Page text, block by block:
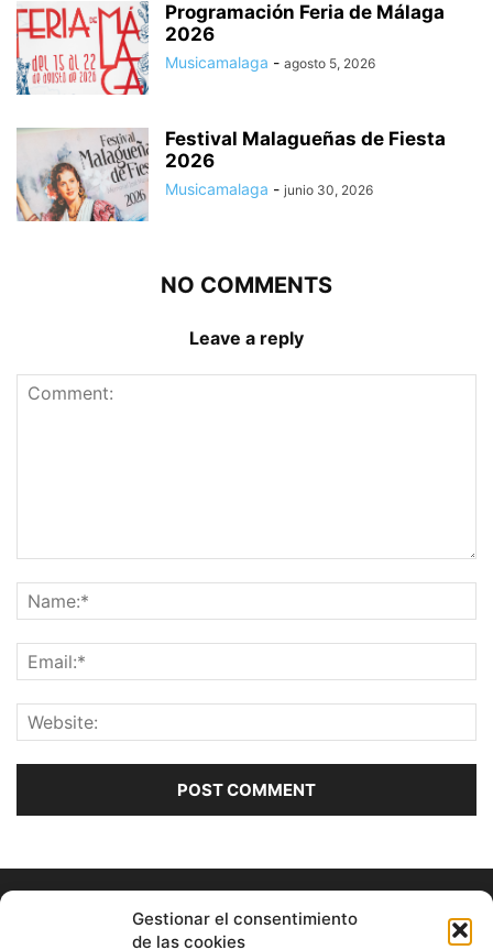
Gestionar el consentimiento
de las cookies
Programación Feria de Málaga
2026
Musicamalaga - agosto 5, 2026
Festival Malagueñas de Fiesta
2026
Musicamalaga - junio 30, 2026
NO COMMENTS
Leave a reply